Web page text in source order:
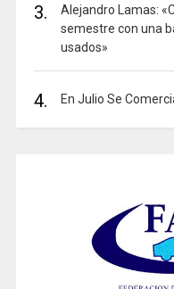
3.
Alejandro Lamas:
semestre con una
usados»
4. En Julio Se